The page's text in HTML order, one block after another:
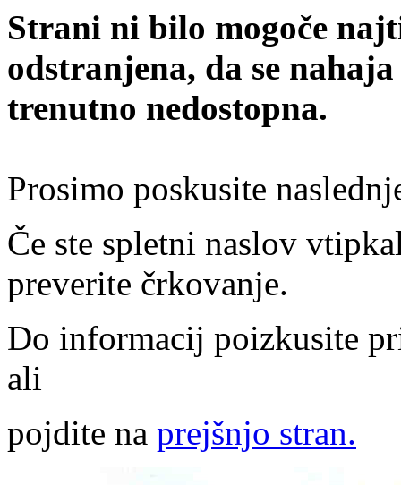
Strani ni bilo mogoče
odstranjena, da se
trenutno nedostopna.
Prosimo poskusite
Če ste spletni naslov
preverite črkovanje.
Do informacij poizkusite
ali
pojdite na prejšnjo stran.